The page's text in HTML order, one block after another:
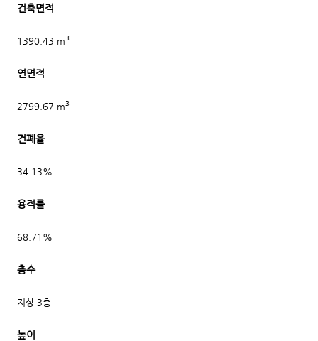
건축면적
1390.43 m3
연면적
2799.67 m3
건폐율
34.13%
용적률
68.71%
층수
지상 3층
높이